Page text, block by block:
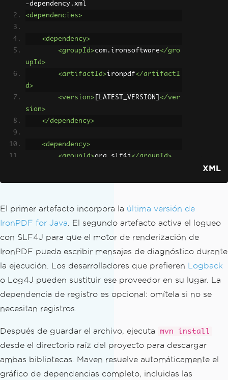
-dependency.xml
<dependencies>
<dependency>
<groupId>com.ironsoftware</gro
upId>
<artifactId>ironpdf</artifactI
d>
<version> [LATEST_VERSION] </ver
sion>
</dependency>
<dependency>
<groupId>org.slf4j</groupId>
</dependencies>
XML
El primer artefacto incorpora la última versión de
IronPDF for Java. El segundo artefacto activa el logueo
con SLF4J para que el motor de renderización de
IronPDF pueda escribir mensajes de diagnóstico durante
la ejecución. Los desarrolladores que prefieren Logback
o Log4J pueden sustituir ese proveedor en su lugar. La
dependencia de registro es opcional: omítela si no se
necesitan registros.
Después de guardar el archivo, ejecuta mvn install
desde el directorio raíz del proyecto para descargar
ambas bibliotecas. Maven resuelve automáticamente el
gráfico de dependencias completo, incluidas las